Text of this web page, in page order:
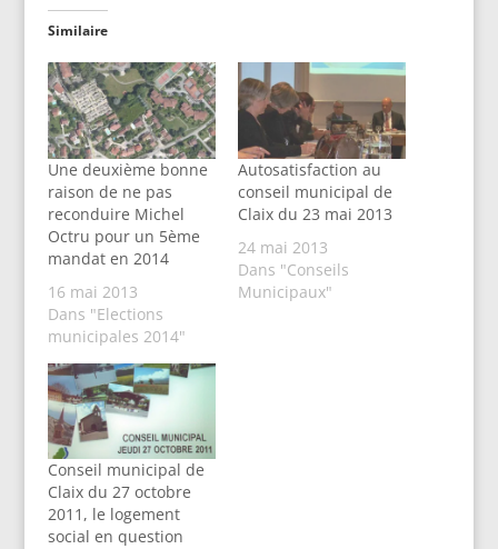
Similaire
Une deuxième bonne
raison de ne pas
reconduire Michel
Octru pour un 5ème
mandat en 2014
16 mai 2013
Dans "Elections
municipales 2014"
Autosatisfaction au
conseil municipal de
Claix du 23 mai 2013
24 mai 2013
Dans "Conseils
Municipaux"
Conseil municipal de
Claix du 27 octobre
2011, le logement
social en question